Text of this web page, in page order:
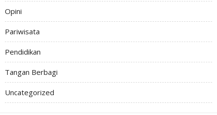
Opini
Pariwisata
Pendidikan
Tangan Berbagi
Uncategorized